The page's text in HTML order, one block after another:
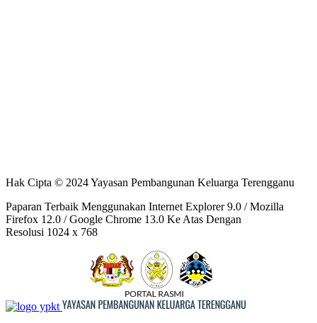
Hak Cipta © 2024 Yayasan Pembangunan Keluarga Terengganu
Paparan Terbaik Menggunakan Internet Explorer 9.0 / Mozilla
Firefox 12.0 / Google Chrome 13.0 Ke Atas Dengan
Resolusi 1024 x 768